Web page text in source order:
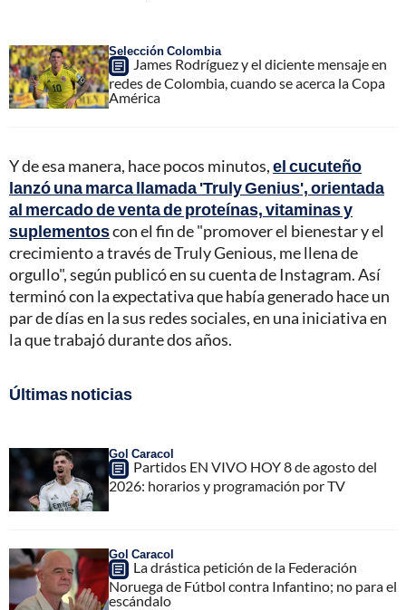
Selección Colombia
James Rodríguez y el diciente mensaje en
redes de Colombia, cuando se acerca la Copa
América
Y de esa manera, hace pocos minutos,el cucuteño
lanzó una marca llamada 'Truly Genius', orientada
al mercado de venta de proteínas, vitaminas y
suplementoscon el fin de "promover el bienestar y el
crecimiento a través de Truly Genious, me llena de
orgullo", según publicó en su cuenta de Instagram. Así
terminó con la expectativa que había generado hace un
par de días en la sus redes sociales, en una iniciativa en
la que trabajó durante dos años.
Últimas noticias
Gol Caracol
Partidos EN VIVO HOY 8 de agosto del
2026: horarios y programación por TV
Gol Caracol
La drástica petición de la Federación
Noruega de Fútbol contra Infantino; no para el
escándalo